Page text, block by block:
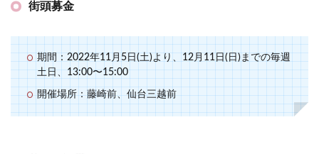
街頭募金
期間：2022年11月5日(土)より、12月11日(日)までの毎週
土日、13:00〜15:00
開催場所：藤崎前、仙台三越前